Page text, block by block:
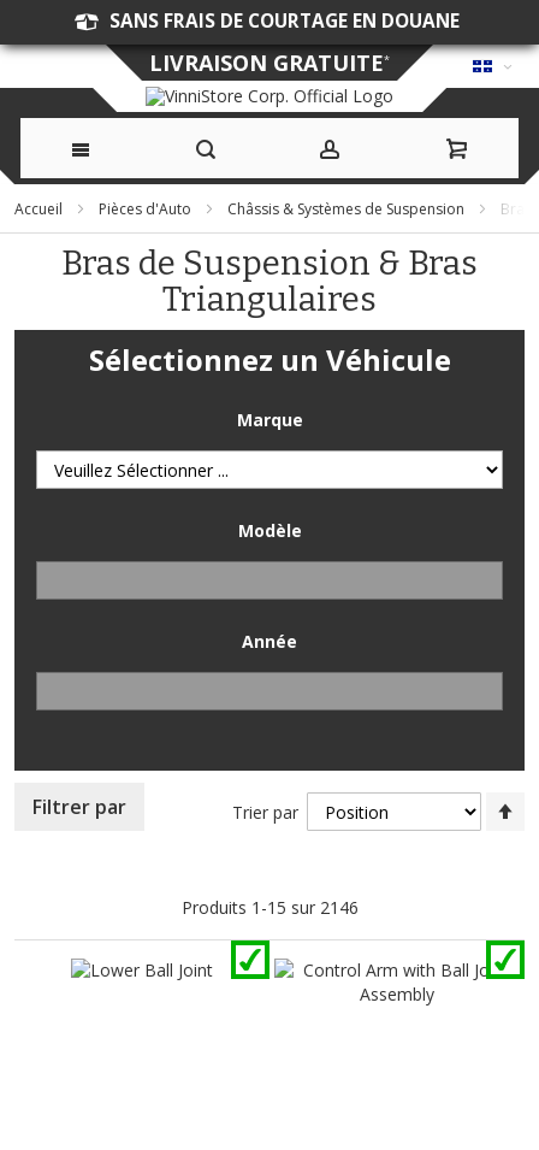
SANS FRAIS DE COURTAGE EN DOUANE
Allez
contenu
LIVRAISON GRATUITE*
Accueil Pièces d'Auto Châssis & Systèmes de Suspension Bras
Bras de Suspension & Bras
Triangulaires
Sélectionnez un Véhicule
Marque
Modèle
Année
Produits 1 -15 sur 2146
Trier par
Filtrer par